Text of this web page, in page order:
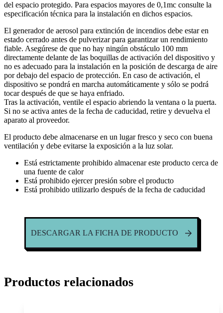
del espacio protegido. Para espacios mayores de 0,1mc consulte la
especificación técnica para la instalación en dichos espacios.
El generador de aerosol para extinción de incendios debe estar en
estado cerrado antes de pulverizar para garantizar un rendimiento
fiable. Asegúrese de que no hay ningún obstáculo 100 mm
directamente delante de las boquillas de activación del dispositivo y
no es adecuado para la instalación en la posición de descarga de aire
por debajo del espacio de protección. En caso de activación, el
dispositivo se pondrá en marcha automáticamente y sólo se podrá
tocar después de que se haya enfriado.
Tras la activación, ventile el espacio abriendo la ventana o la puerta.
Si no se activa antes de la fecha de caducidad, retire y devuelva el
aparato al proveedor.
El producto debe almacenarse en un lugar fresco y seco con buena
ventilación y debe evitarse la exposición a la luz solar.
Está estrictamente prohibido almacenar este producto cerca de
una fuente de calor
Está prohibido ejercer presión sobre el producto
Está prohibido utilizarlo después de la fecha de caducidad
DESCARGAR LA FICHA DE PRODUCTO
Productos relacionados